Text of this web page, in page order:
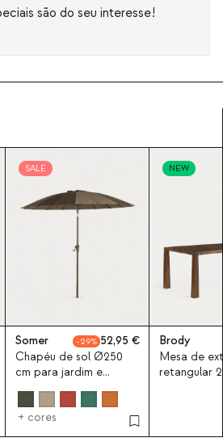
são do seu interesse!
SALE
Somer 29
52,95
Chapéu de sol Ø250
cm para jardim e
terraço Somer
+ cores
NEW
Brody
Mesa de
retangular